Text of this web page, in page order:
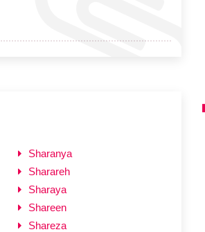
Sharanya
Sharareh
Sharaya
Shareen
Shareza